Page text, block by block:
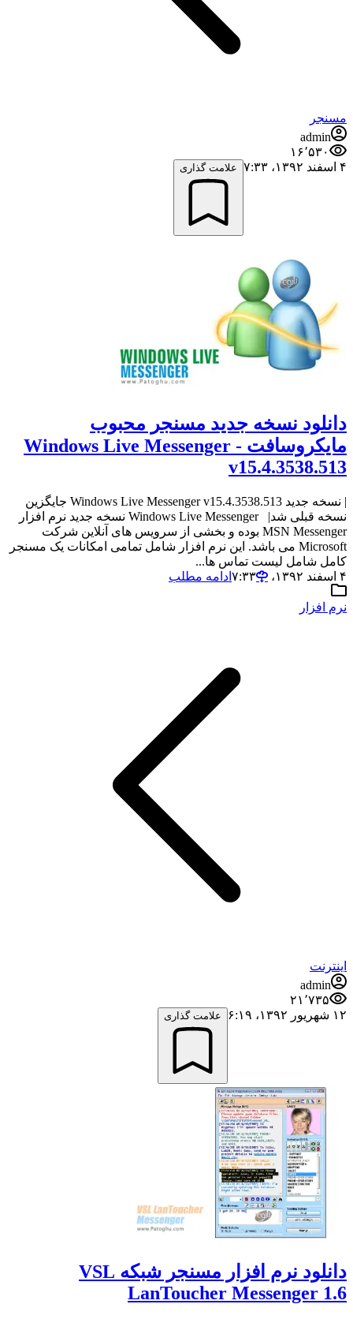
مسنجر
admin
۱۶٬۵۳۰
۴ اسفند ۱۳۹۲،‏ ۷:۳۳
علامت گذاری
دانلود نسخه جدید مسنجر محبوب
مایکروسافت - Windows Live Messenger
v15.4.3538.513
| نسخه جدید Windows Live Messenger v15.4.3538.513 جایگزین
نسخه قبلی شد| Windows Live Messenger نسخه جدید نرم افزار
MSN Messenger بوده و بخشی از سرویس های آنلاین شرکت
Microsoft می باشد. این نرم افزار شامل تمامی امکانات یک مسنجر
کامل شامل لیست تماس ها...
۴ اسفند ۱۳۹۲،‏ ۷:۳۳
ادامه مطلب
نرم افزار
اینترنت
admin
۲۱٬۷۳۵
۱۲ شهریور ۱۳۹۲،‏ ۶:۱۹
علامت گذاری
دانلود نرم افزار مسنجر شبکه VSL
LanToucher Messenger 1.6